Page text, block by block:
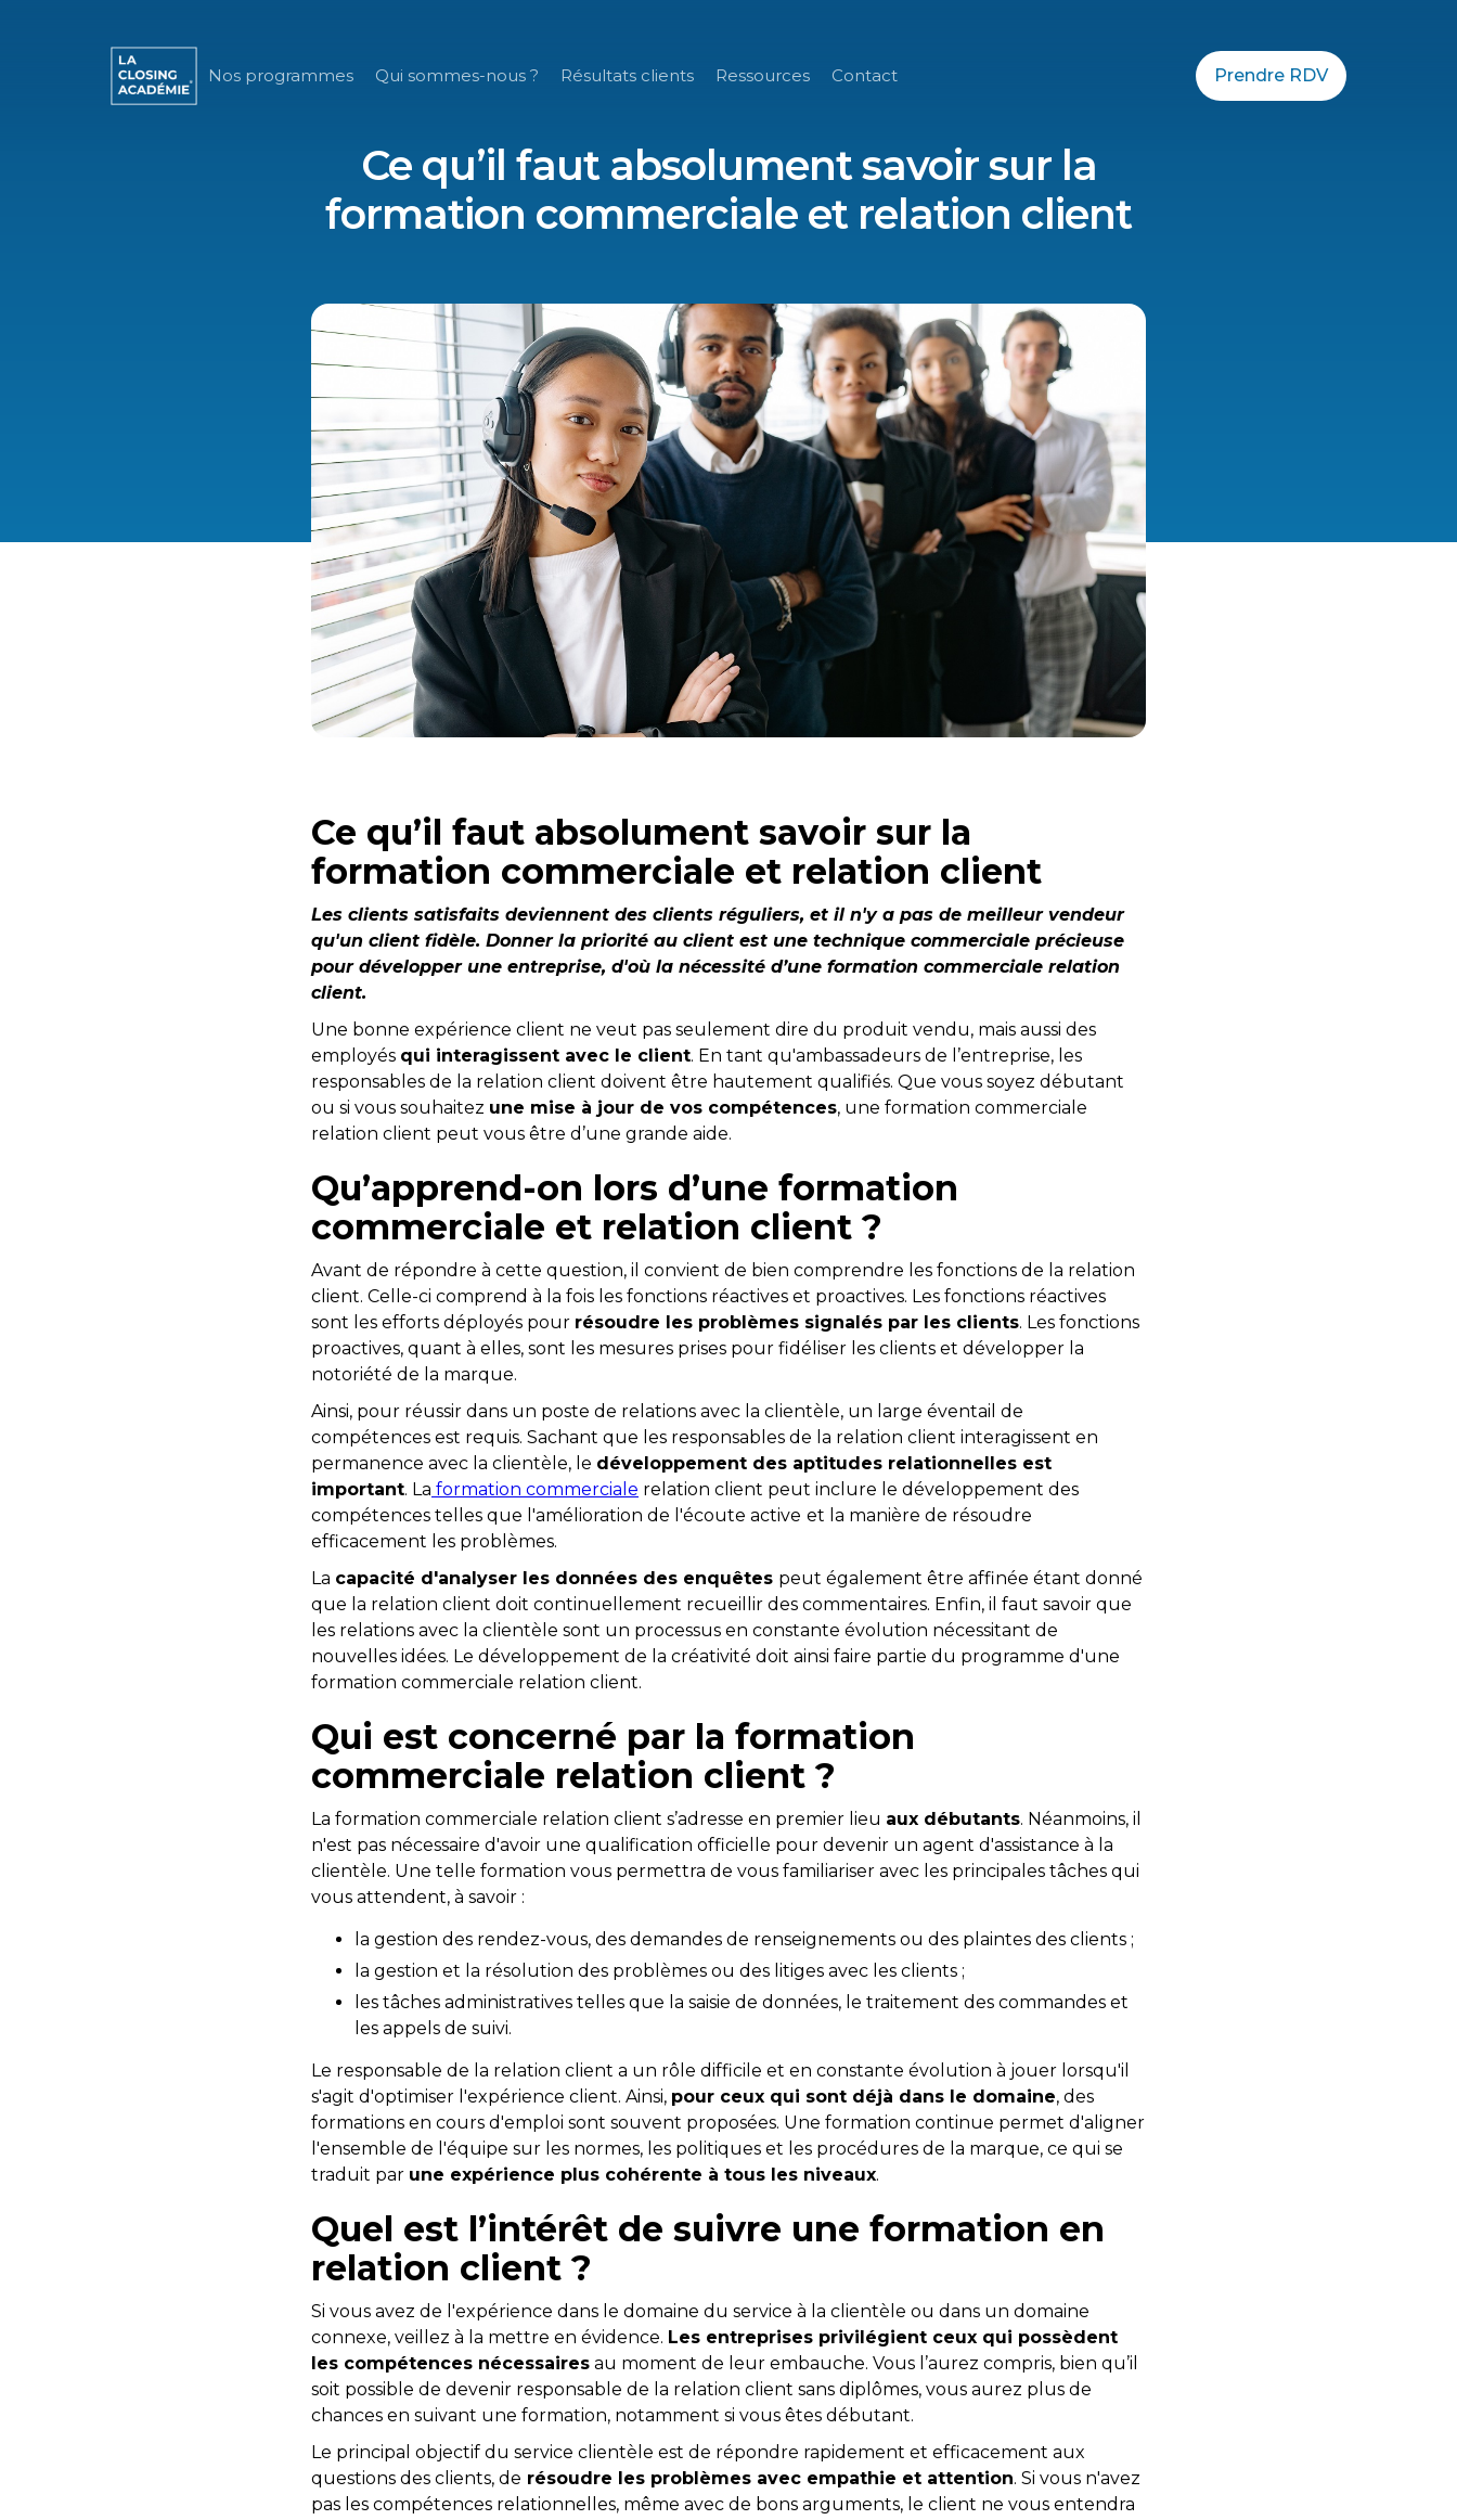
Nos programmes Qui sommes-nous ? Résultats clients Ressources Contact Prendre RDV
Ce qu’il faut absolument savoir sur la
formation commerciale et relation client
Ce qu’il faut absolument savoir sur la
formation commerciale et relation client
Les clients satisfaits deviennent des clients réguliers, et il n'y a pas de meilleur vendeur
qu'un client fidèle. Donner la priorité au client est une technique commerciale précieuse
pour développer une entreprise, d'où la nécessité d’une formation commerciale relation
client.
Une bonne expérience client ne veut pas seulement dire du produit vendu, mais aussi des
employés qui interagissent avec le client. En tant qu'ambassadeurs de l’entreprise, les
responsables de la relation client doivent être hautement qualifiés. Que vous soyez débutant
ou si vous souhaitez une mise à jour de vos compétences, une formation commerciale
relation client peut vous être d’une grande aide.
Qu’apprend-on lors d’une formation
commerciale et relation client ?
Avant de répondre à cette question, il convient de bien comprendre les fonctions de la relation
client. Celle-ci comprend à la fois les fonctions réactives et proactives. Les fonctions réactives
sont les efforts déployés pour résoudre les problèmes signalés par les clients. Les fonctions
proactives, quant à elles, sont les mesures prises pour fidéliser les clients et développer la
notoriété de la marque.
Ainsi, pour réussir dans un poste de relations avec la clientèle, un large éventail de
compétences est requis. Sachant que les responsables de la relation client interagissent en
permanence avec la clientèle, le développement des aptitudes relationnelles est
important. La formation commerciale relation client peut inclure le développement des
compétences telles que l'amélioration de l'écoute active et la manière de résoudre
efficacement les problèmes.
La capacité d'analyser les données des enquêtes peut également être affinée étant donné
que la relation client doit continuellement recueillir des commentaires. Enfin, il faut savoir que
les relations avec la clientèle sont un processus en constante évolution nécessitant de
nouvelles idées. Le développement de la créativité doit ainsi faire partie du programme d'une
formation commerciale relation client.
Qui est concerné par la formation
commerciale relation client ?
La formation commerciale relation client s’adresse en premier lieu aux débutants. Néanmoins, il
n'est pas nécessaire d'avoir une qualification officielle pour devenir un agent d'assistance à la
clientèle. Une telle formation vous permettra de vous familiariser avec les principales tâches qui
vous attendent, à savoir :
la gestion des rendez-vous, des demandes de renseignements ou des plaintes des clients ;
la gestion et la résolution des problèmes ou des litiges avec les clients ;
les tâches administratives telles que la saisie de données, le traitement des commandes et
les appels de suivi.
Le responsable de la relation client a un rôle difficile et en constante évolution à jouer lorsqu'il
s'agit d'optimiser l'expérience client. Ainsi, pour ceux qui sont déjà dans le domaine, des
formations en cours d'emploi sont souvent proposées. Une formation continue permet d'aligner
l'ensemble de l'équipe sur les normes, les politiques et les procédures de la marque, ce qui se
traduit par une expérience plus cohérente à tous les niveaux.
Quel est l’intérêt de suivre une formation en
relation client ?
Si vous avez de l'expérience dans le domaine du service à la clientèle ou dans un domaine
connexe, veillez à la mettre en évidence. Les entreprises privilégient ceux qui possèdent
les compétences nécessaires au moment de leur embauche. Vous l’aurez compris, bien qu’il
soit possible de devenir responsable de la relation client sans diplômes, vous aurez plus de
chances en suivant une formation, notamment si vous êtes débutant.
Le principal objectif du service clientèle est de répondre rapidement et efficacement aux
questions des clients, de résoudre les problèmes avec empathie et attention. Si vous n'avez
pas les compétences relationnelles, même avec de bons arguments, le client ne vous entendra